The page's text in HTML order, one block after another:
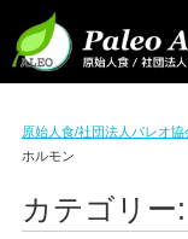
原始人食/社団法人パレオ協
ホルモン
カテゴリー: